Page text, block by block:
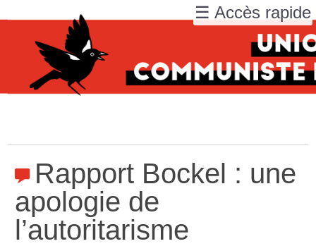
Rapport Bockel : une
apologie de
l’autoritarisme
☰ Accès rapide